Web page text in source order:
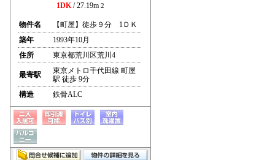
1DK/ 27.19m 2
物件名
【町屋】徒歩９分 1ＤＫ
築年
1993年10月
住所
東京都荒川区荒川4
最寄駅
東京メトロ千代田線 町屋
駅 徒歩 9分
構造
鉄骨ALC